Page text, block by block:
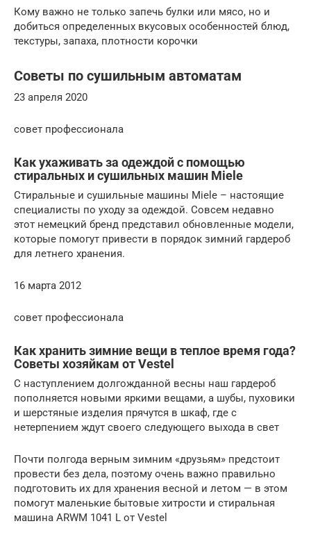
Кому важно не только запечь булки или мясо, но и
добиться определенных вкусовых особенностей блюд,
текстуры, запаха, плотности корочки
Советы по сушильным автоматам
23 апреля 2020
совет профессионала
Как ухаживать за одеждой с помощью
стиральных и сушильных машин Miele
Стиральные и сушильные машины Miele – настоящие
специалисты по уходу за одеждой. Совсем недавно
этот немецкий бренд представил обновленные модели,
которые помогут привести в порядок зимний гардероб
для летнего хранения.
16 марта 2012
совет профессионала
Как хранить зимние вещи в теплое время года?
Советы хозяйкам от Vestel
С наступлением долгожданной весны наш гардероб
пополняется новыми яркими вещами, а шубы, пуховики
и шерстяные изделия прячутся в шкаф, где с
нетерпением ждут своего следующего выхода в свет
Почти полгода верным зимним «друзьям» предстоит
провести без дела, поэтому очень важно правильно
подготовить их для хранения весной и летом — в этом
помогут маленькие бытовые хитрости и стиральная
машина ARWM 1041 L от Vestel